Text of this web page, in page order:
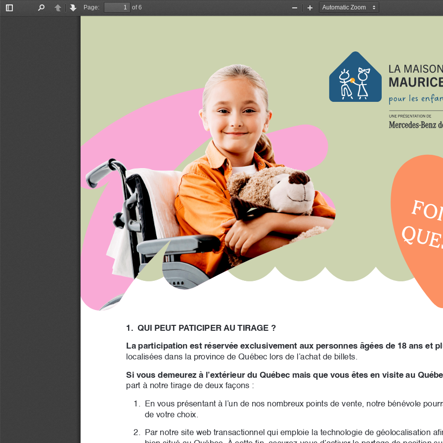
Toggle
PreviousNext
Page:
of 6
Zoom
Zoom
1. QUI PEUT PATICIPER AU TIRAGE ?
La participation est réservée exclusivement aux personnes âgées de 18 ans et
localisées dans la province de Québec lors de l’achat de billets.
Si vous demeurez à l’extérieur du Québec mais que vous êtes en visite au
part à notre tirage de deux façons :
1. En vous présentant à l’un de nos nombreux points de vente, notre bénévole
de votre choix.
2.
Par notre site web transactionnel qui emploie la technologie de géolocalisation